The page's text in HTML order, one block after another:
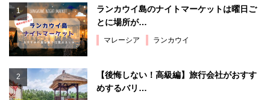
ランカウイ島のナイトマーケットは曜日ご
とに場所が…
マレーシア ランカウイ
【後悔しない！高級編】旅行会社がおすす
めするバリ…